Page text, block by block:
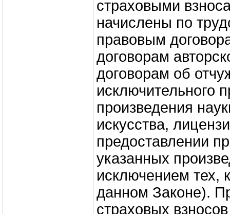
страховыми
начислены по
правовым
договорам
договорам об
исключительного
произведения
искусства,
предоставлении
указанных
исключением тех,
данном Законе).
страховых